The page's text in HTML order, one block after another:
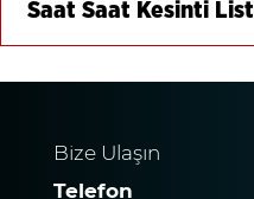
Saat Saat Kesinti
Bize Ulaşın
Telefon